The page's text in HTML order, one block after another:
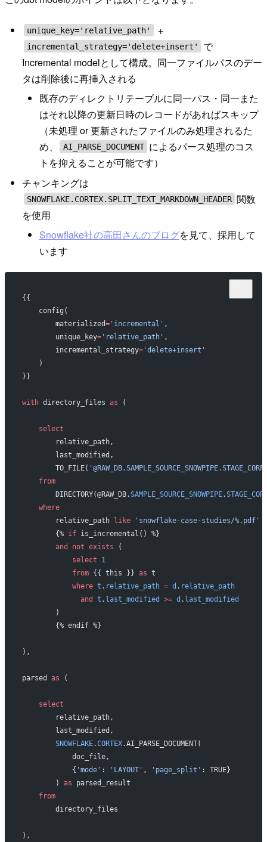
unique_key='relative_path' +
incremental_strategy='delete+insert'
で
Incremental modelとして構成。同一ファイルパスのデー
タは削除後に再挿入される
既存のディレクトリテーブルに同一パス・同一また
はそれ以降の更新日時のレコードがあればスキップ
（未処理 or 更新されたファイルのみ処理されるた
め、
AI_PARSE_DOCUMENT によるパース処理のコス
トを抑えることが可能です）
チャンキングは
SNOWFLAKE.CORTEX.SPLIT_TEXT_MARKDOWN_HEADER 関数
を使用
Snowflake社の高田さんのブログを見て、採用して
います
{{
    config(
        materialized
='incremental' ,
        unique_key
='relative_path' ,
        incremental_strategy
='delete+insert'
    )
}}
with directory_files as (
    select
        relative_path,
        last_modified,
        TO_FILE(
    from
        DIRECTORY(@RAW_DB.
SAMPLE_SOURCE_SNOWPIPE.
    where
        relative_path
like 'snowflake-case-studies/%.pdf'
        {%
if is_incremental() %}
        and
not exists (
            select
1
            from
{{ this }} as t
            where
t . relative_path = d . relative_path
              and
t . last_modified >= d . last_modified
        )
        {% endif %}
),
parsed as (
    select
        relative_path,
        last_modified,
        SNOWFLAKE
.CORTEX.AI_PARSE_DOCUMENT(
            doc_file,
            {
'mode' : 'LAYOUT' , 'page_split' : TRUE}
        )
as parsed_result
    from
        directory_files
),